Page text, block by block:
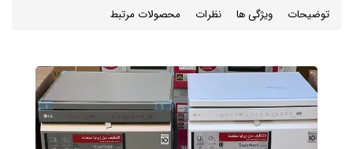
توضیحات ویژگی ها نظرات محصولات مرتبط